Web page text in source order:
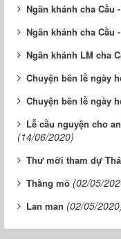
Ngân khánh cha Cầu
Ngân khánh cha Cầu
Ngân khánh LM cha
Chuyện bên lề ngày
Chuyện bên lề ngày
Lễ cầu nguyện cho
(14/06/2020)
Thư mời tham dự
Thằng mõ (02/05/
Lan man (02/05/